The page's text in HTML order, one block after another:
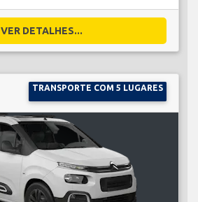
VER DETALHES...
TRANSPORTE COM 5 LUGARES